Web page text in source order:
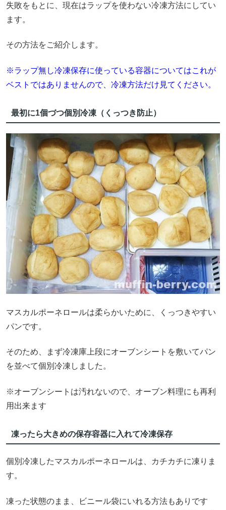
失敗をもとに、現在はラップを使わない冷凍方法にしてい
ます。
その方法をご紹介します。
※ラップ無し冷凍保存に使っている容器についてはこれが
ベストではありませんので、冷凍方法だけ見てください。
最初に1個づつ個別冷凍（くっつき防止）
マスカルポーネロールは柔らかいために、くっつきやすい
パンです。
そのため、まず冷凍庫上段にオーブンシートを敷いてパン
を並べて個別冷凍しました。
※オーブンシートは汚れないので、オーブン料理にも再利
用出来ます
凍ったら大きめの保存容器に入れて冷凍保存
個別冷凍したマスカルポーネロールは、カチカチに凍りま
す。
凍った状態のまま、ビニール袋にいれる方法もありです